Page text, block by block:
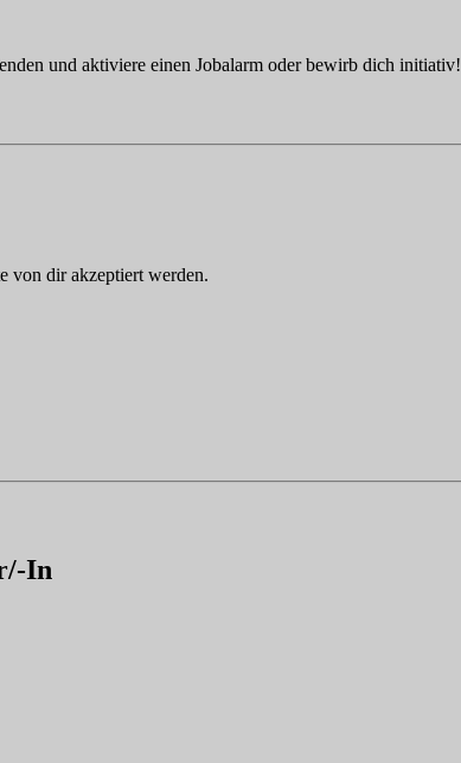
und aktiviere einen Jobalarm oder bewirb dich initiativ!
von dir akzeptiert werden.
In